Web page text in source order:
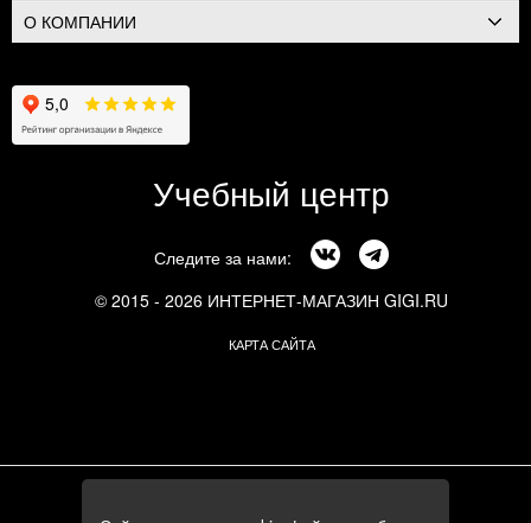
О КОМПАНИИ
Учебный центр
Следите за нами:
© 2015 - 2026 ИНТЕРНЕТ-МАГАЗИН GIGI.RU
КАРТА САЙТА